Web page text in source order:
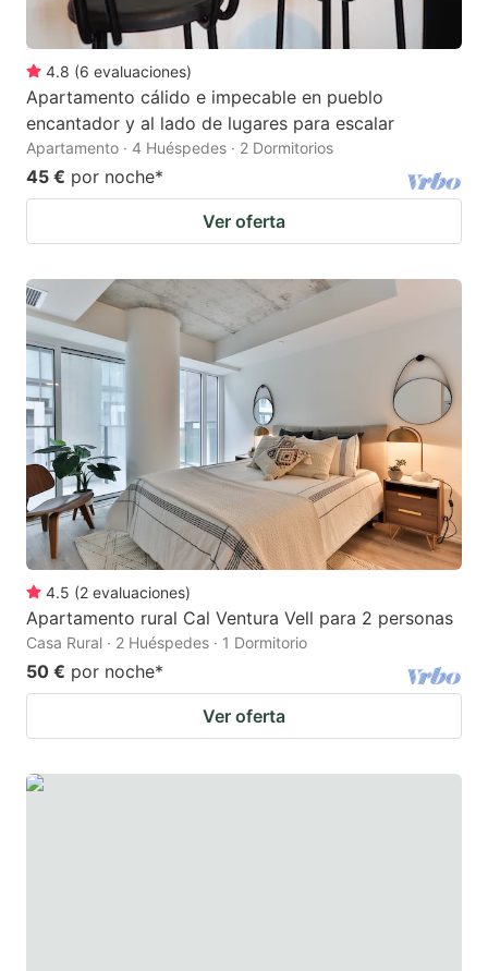
4.8 (6 evaluaciones)
Apartamento cálido e impecable en pueblo
encantador y al lado de lugares para escalar
Apartamento · 4 Huéspedes · 2 Dormitorios
45 € por noche*
Ver oferta
4.5 (2 evaluaciones)
Apartamento rural Cal Ventura Vell para 2 personas
Casa Rural · 2 Huéspedes · 1 Dormitorio
50 € por noche*
Ver oferta